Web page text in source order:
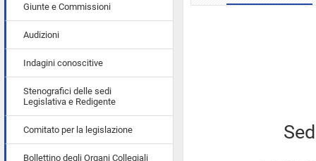
Giunte e Commissioni
Audizioni
Indagini conoscitive
Stenografici delle sedi
Legislativa e Redigente
Comitato per la legislazione
Bollettino degli Organi Collegiali